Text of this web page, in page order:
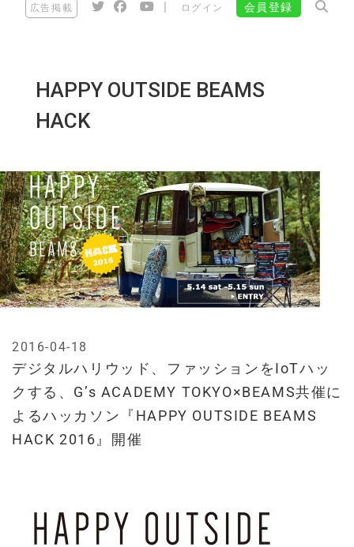
広告掲載 ログイン 会員登録
HAPPY OUTSIDE BEAMS
HACK
デジタルハリウッド、ファッションをIoTハッ
クする、G’s ACADEMY TOKYO×BEAMS共催に
よるハッカソン『HAPPY OUTSIDE BEAMS
HACK 2016』開催
2016-04-18